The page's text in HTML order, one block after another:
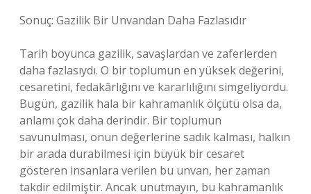
Sonuç: Gazilik Bir Unvandan Daha Fazlasıdır
Tarih boyunca gazilik, savaşlardan ve zaferlerden
daha fazlasıydı. O bir toplumun en yüksek değerini,
cesaretini, fedakârlığını ve kararlılığını simgeliyordu.
Bugün, gazilik hala bir kahramanlık ölçütü olsa da,
anlamı çok daha derindir. Bir toplumun
savunulması, onun değerlerine sadık kalması, halkın
bir arada durabilmesi için büyük bir cesaret
gösteren insanlara verilen bu unvan, her zaman
takdir edilmiştir. Ancak unutmayın, bu kahramanlık